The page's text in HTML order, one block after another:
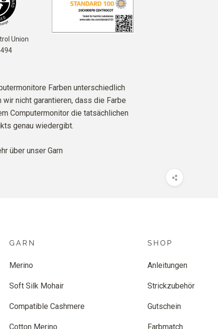
Union
Farben unterschiedlich
wir nicht garantieren, dass die Farbe
Computermonitor die tatsächlichen
genau wiedergibt.
über unser Garn
GARN
Merino
Soft Silk Mohair
Compatible Cashmere
Cotton Merino
SHOP
Anleitungen
Strickzubehör
Gutschein
Farbmatch